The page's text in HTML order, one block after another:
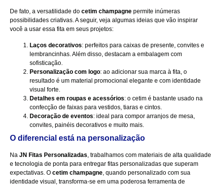
De fato, a versatilidade do cetim champagne permite inúmeras
possibilidades criativas. A seguir, veja algumas ideias que vão inspirar
você a usar essa fita em seus projetos:
Laços decorativos: perfeitos para caixas de presente, convites e
lembrancinhas. Além disso, destacam a embalagem com
sofisticação.
Personalização com logo: ao adicionar sua marca à fita, o
resultado é um material promocional elegante e com identidade
visual forte.
Detalhes em roupas e acessórios: o cetim é bastante usado na
confecção de faixas para vestidos, tiaras e cintos.
Decoração de eventos: ideal para compor arranjos de mesa,
convites, painéis decorativos e muito mais.
O diferencial está na personalização
Na JN Fitas Personalizadas , trabalhamos com materiais de alta qualidade
e tecnologia de ponta para entregar fitas personalizadas que superam
expectativas. O cetim champagne , quando personalizado com sua
identidade visual, transforma-se em uma poderosa ferramenta de